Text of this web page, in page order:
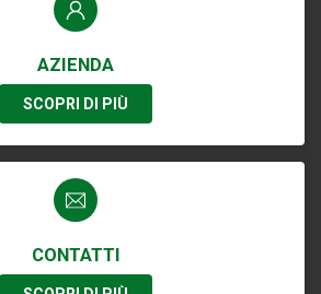
AZIENDA
SCOPRI DI PIÙ
CONTATTI